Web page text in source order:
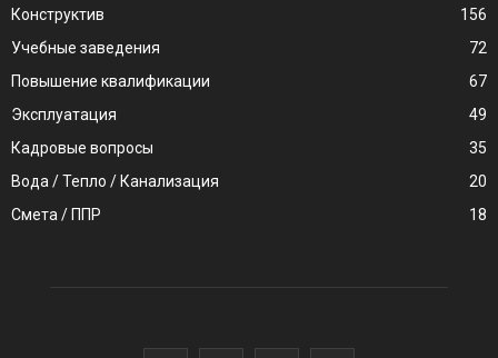
Конструктив
156
Учебные заведения
72
Повышение квалификации
67
Эксплуатация
49
Кадровые вопросы
35
Вода / Тепло / Канализация
20
Смета / ППР
18